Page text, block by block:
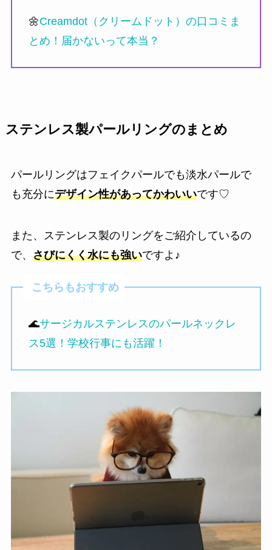
🌼Creamdot（クリームドット）の口コミま
とめ！届かないって本当？
ステンレス製パールリングのまとめ
パールリングはフェイクパールでも淡水パールで
も充分にデザイン性があってかわいいです♡
また、ステンレス製のリングをご紹介しているの
で、 さびにくく水にも強いですよ♪
こちらもおすすめ
🌊サージカルステンレスのパールネックレ
ス5選！学校行事にも活躍！